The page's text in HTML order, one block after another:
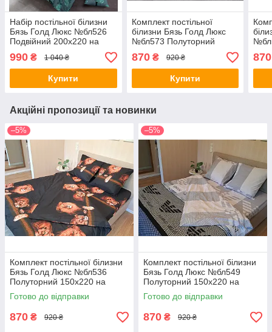
Набір постільної білизни
Бязь Голд Люкс №бл526
Подвійний 200х220 на
кнопках
990 ₴ 1 040 ₴
Купити
Комплект постільної
білизни Бязь Голд Люкс
№бл573 Полуторний
150х220 на кнопках
870₴ 920 ₴
Купити
870
Акційні пропозиції та новинки
–5%
Комплект постільної білизни
Бязь Голд Люкс №бл536
Полуторний 150х220 на
кнопках
Готово до відправки
870 ₴ 920 ₴
–5%
Комплект постільної білизни
Бязь Голд Люкс №бл549
Полуторний 150х220 на
кнопках
Готово до відправки
870 ₴ 920 ₴